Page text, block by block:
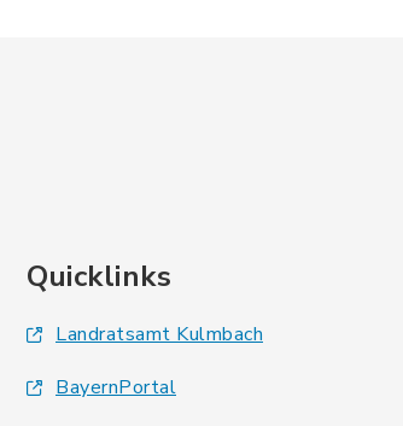
Quicklinks
Landratsamt Kulmbach
BayernPortal